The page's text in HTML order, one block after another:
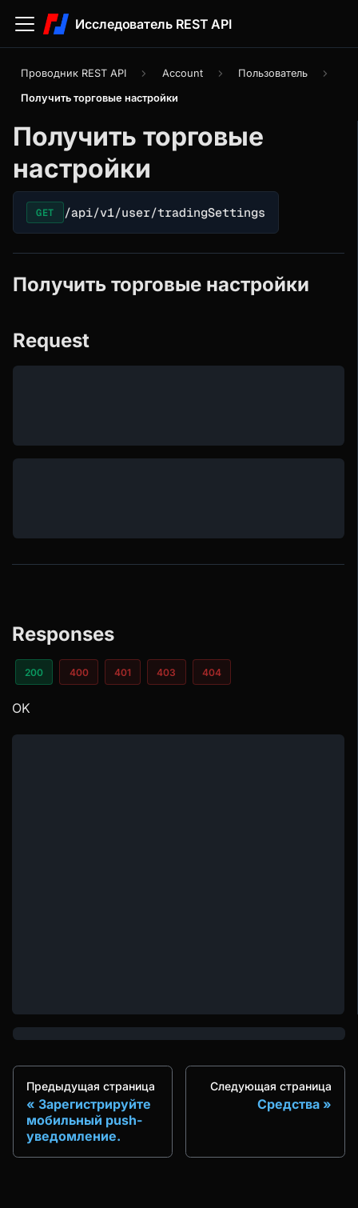
Исследователь REST API
Проводник REST API Account Пользователь
Получить торговые настройки
Получить торговые
настройки
GET /api/v1/user/tradingSettings
Получить торговые настройки
Request
Responses
200 400 401 403 404
OK
Предыдущая страница
Зарегистрируйте
мобильный push-
уведомление.
Следующая страница
Средства